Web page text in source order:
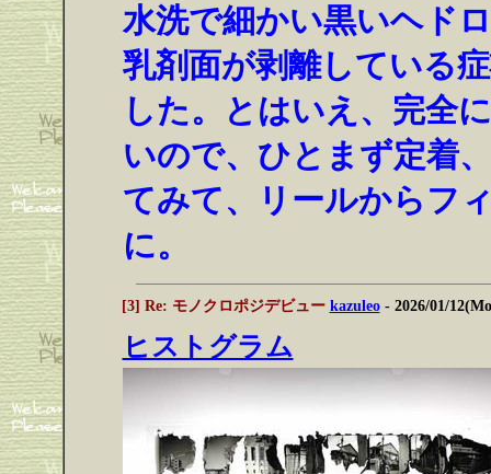
水洗で細かい黒いヘド
乳剤面が剥離している
した。とはいえ、完全
いので、ひとまず定着
てみて、リールからフ
に。
[3] Re: モノクロポジデビュー kazuleo- 2026/01/
ヒストグラム